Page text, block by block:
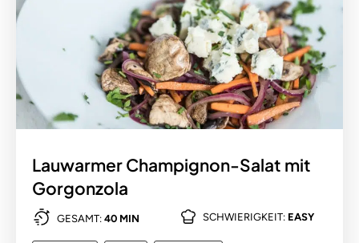
Lauwarmer Champignon-Salat mit
Gorgonzola
GESAMT: 40 MIN SCHWIERIGKEIT: EASY